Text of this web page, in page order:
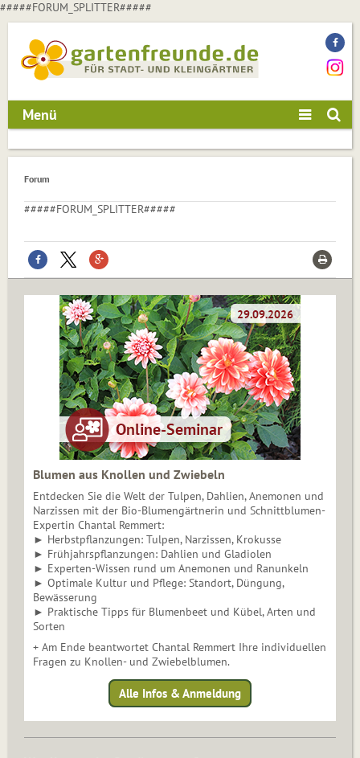
#####FORUM_SPLITTER#####
Menü
Forum
#####FORUM_SPLITTER#####
Blumen aus Knollen und Zwiebeln
Entdecken Sie die Welt der Tulpen, Dahlien, Anemonen und
Narzissen mit der Bio-Blumengärtnerin und Schnittblumen-
Expertin Chantal Remmert:
► Herbstpflanzungen: Tulpen, Narzissen, Krokusse
► Frühjahrspflanzungen: Dahlien und Gladiolen
► Experten-Wissen rund um Anemonen und Ranunkeln
► Optimale Kultur und Pflege: Standort, Düngung,
Bewässerung
► Praktische Tipps für Blumenbeet und Kübel, Arten und
Sorten
+ Am Ende beantwortet Chantal Remmert Ihre individuellen
Fragen zu Knollen- und Zwiebelblumen.
Alle Infos & Anmeldung